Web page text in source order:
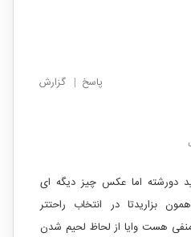
پاسخ | گزارش
دورشته اما عکس چیز دیگه ای
بزاریدتا در انتخاب راحتتر
هست وایا از لحاظ لحیم شدن